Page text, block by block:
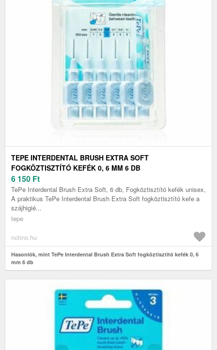
TEPE INTERDENTAL BRUSH EXTRA SOFT
FOGKÖZTISZTÍTÓ KEFÉK 0, 6 MM 6 DB
6 150 Ft
TePe Interdental Brush Extra Soft, 6 db, Fogköztisztító kefék unisex,
A praktikus TePe Interdental Brush Extra Soft fogköztisztító kefe a
szájhigié...
tepe
notino.hu
Hasonlók, mint TePe Interdental Brush Extra Soft fogköztisztító kefék 0, 6
mm 6 db